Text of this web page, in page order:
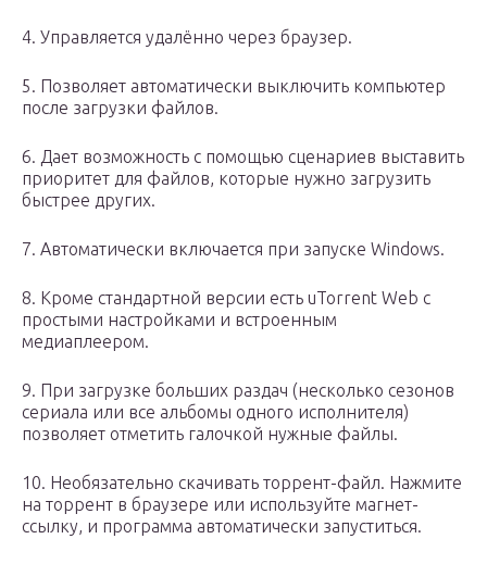
4. Управляется удалённо через браузер.
5. Позволяет автоматически выключить компьютер
после загрузки файлов.
6. Дает возможность с помощью сценариев выставить
приоритет для файлов, которые нужно загрузить
быстрее других.
7. Автоматически включается при запуске Windows.
8. Кроме стандартной версии есть uTorrent Web с
простыми настройками и встроенным
медиаплеером.
9. При загрузке больших раздач (несколько сезонов
сериала или все альбомы одного исполнителя)
позволяет отметить галочкой нужные файлы.
10. Необязательно скачивать торрент-файл. Нажмите
на торрент в браузере или используйте магнет-
ссылку, и программа автоматически запуститься.